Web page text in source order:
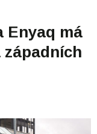
Enyaq má